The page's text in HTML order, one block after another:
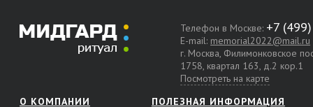
Телефон в Москве:
E-mail: memorial2022@mail.ru
г. Москва, Филимонковское
1758, квартал 163, д.2 кор.1
Посмотреть на карте
О КОМПАНИИ
ПОЛЕЗНАЯ ИНФОРМАЦИЯ